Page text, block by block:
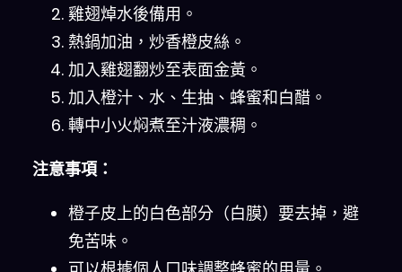
雞翅焯水後備用。
熱鍋加油，炒香橙皮絲。
加入雞翅翻炒至表面金黃。
加入橙汁、水、生抽、蜂蜜和白醋。
轉中小火焖煮至汁液濃稠。
注意事項：
橙子皮上的白色部分（白膜）要去掉，避
免苦味。